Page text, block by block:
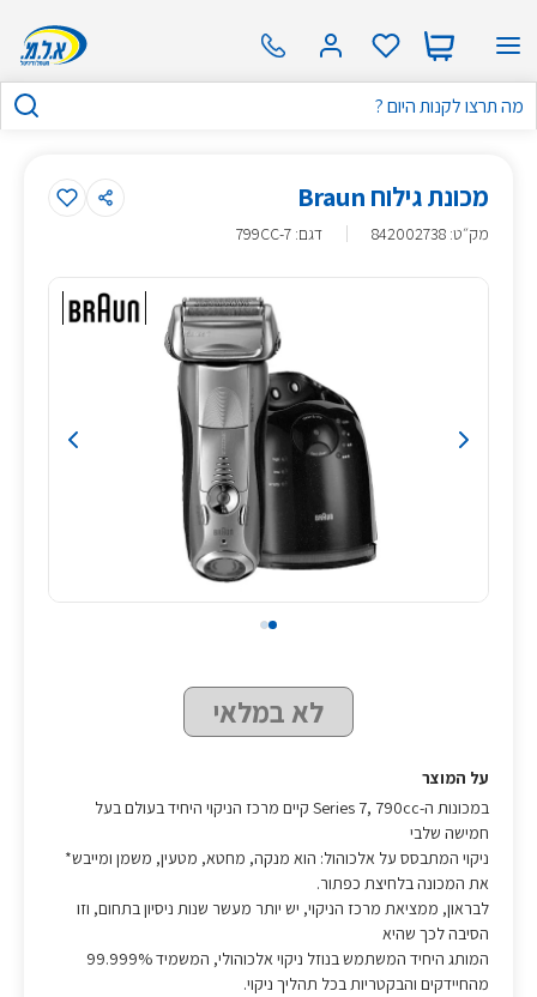
מכונת גילוח Braun
מק״ט:
842002738 דגם: 799CC-7
לא במלאי
על המוצר
במכונות ה-Series 7, 790cc קיים מרכז הניקוי היחיד בעולם בעל
חמישה שלבי
ניקוי המתבסס על אלכוהול: הוא מנקה, מחטא, מטעין, משמן ומייבש*
את המכונה בלחיצת כפתור.
לבראון, ממציאת מרכז הניקוי, יש יותר מעשר שנות ניסיון בתחום, וזו
הסיבה לכך שהיא
המותג היחיד המשתמש בנוזל ניקוי אלכוהולי, המשמיד 99.999%
מהחיידקים והבקטריות בכל תהליך ניקוי.